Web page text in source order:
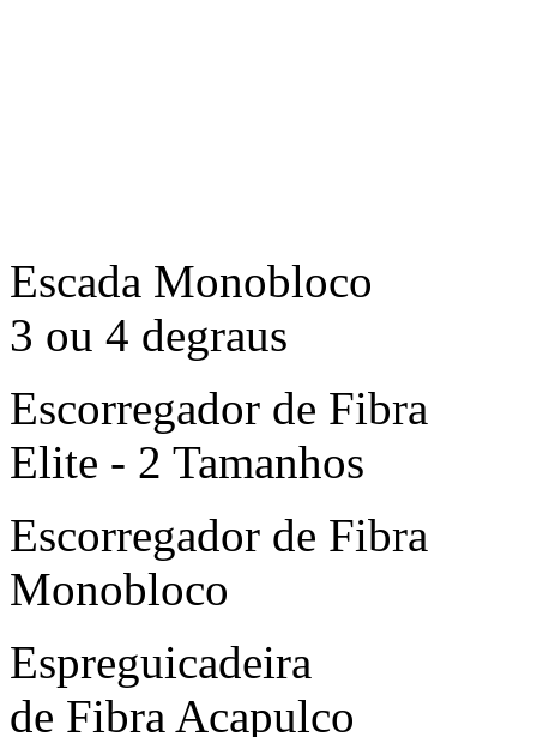
Escada Monobloco
3 ou 4 degraus
Escorregador de Fibra
Elite - 2 Tamanhos
Escorregador de Fibra
Monobloco
Espreguicadeira
de Fibra Acapulco